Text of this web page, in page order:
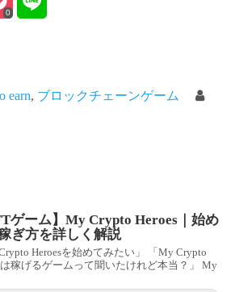
0
earn, ブロックチェーンゲーム
ゲーム】My Crypto Heroes｜始め
ぎ方を詳しく解説
Heroesを始めてみたい」 「My Crypto
は稼げるゲームって聞いたけれど本当？」 My